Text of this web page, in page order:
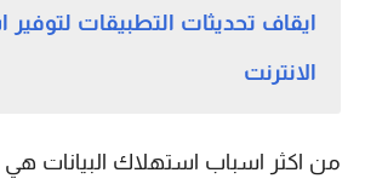
ايقاف تحديثات التطبيقات
الانترنت
من اكثر اسباب استهلاك البيانات هي